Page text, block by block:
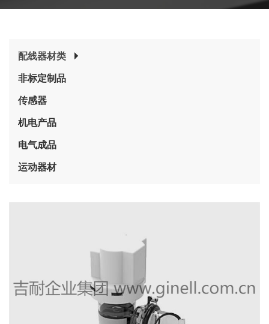
配线器材类
非标定制品
传感器
机电产品
电气成品
运动器材